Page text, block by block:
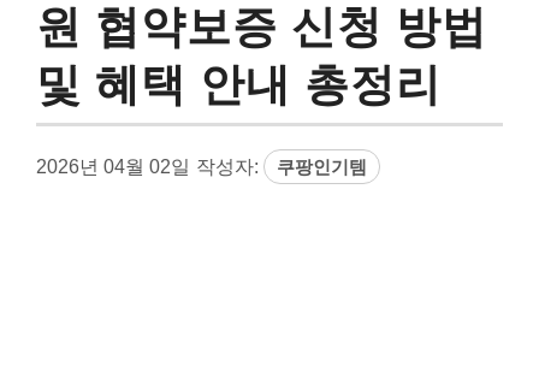
원 협약보증 신청 방법
및 혜택 안내 총정리
2026년 04월 02일 작성자: 쿠팡인기템